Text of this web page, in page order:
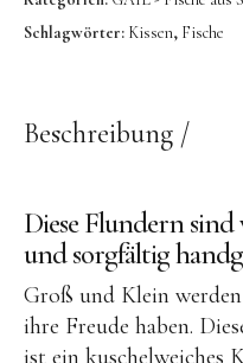
Sköna
YEYE
Telmas
the Munio |
Schlagwörter: Kissen, Fische
Beschreibung
Diese Flundern
und sorgfältig
Groß und Klein
ihre Freude haben.
ist ein kuschelweiches